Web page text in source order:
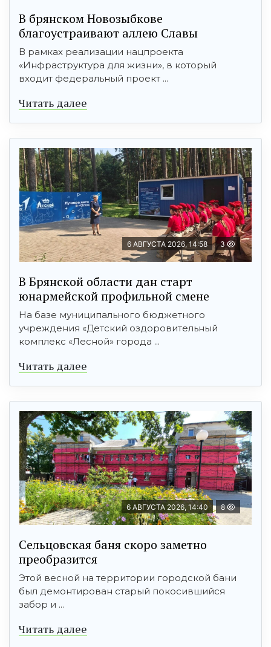
В брянском Новозыбкове
благоустраивают аллею Славы
В рамках реализации нацпроекта
«Инфраструктура для жизни», в который
входит федеральный проект ...
Читать далее
6 АВГУСТА 2026, 14:58 3
В Брянской области дан старт
юнармейской профильной смене
На базе муниципального бюджетного
учреждения «Детский оздоровительный
комплекс «Лесной» города ...
Читать далее
6 АВГУСТА 2026, 14:40 8
Сельцовская баня скоро заметно
преобразится
Этой весной на территории городской бани
был демонтирован старый покосившийся
забор и ...
Читать далее